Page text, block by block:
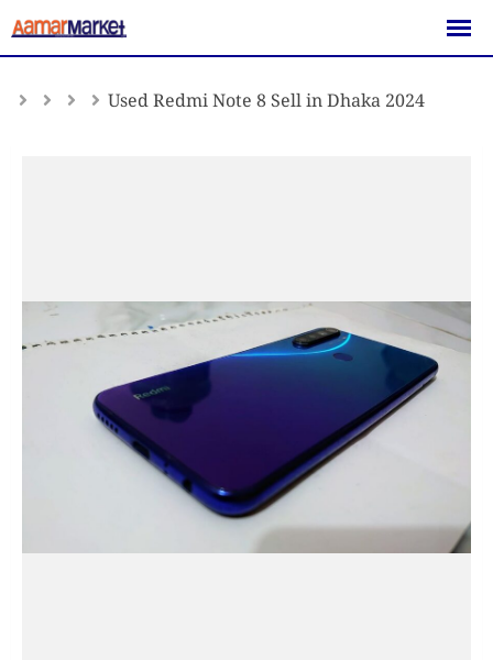
Skip
to
Used Redmi Note 8 Sell in Dhaka 2024